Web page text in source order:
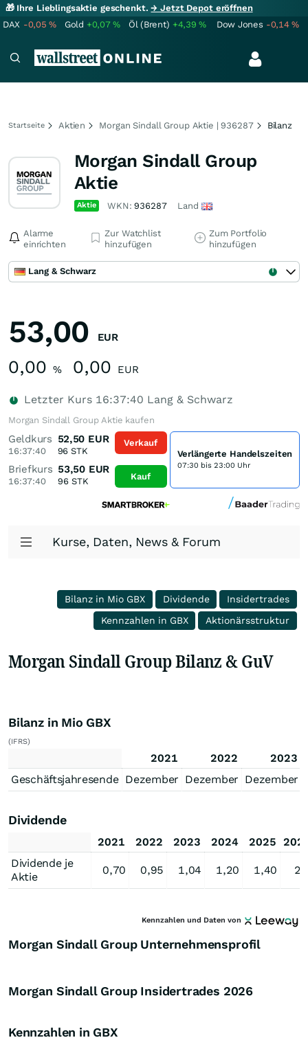
🎁 Ihre Lieblingsaktie geschenkt.→ Jetzt Depot eröffnen
DAX -0,05% Gold +0,07% Öl (Brent) +4,39% Dow Jones -0,14%
Startseite Aktien Morgan Sindall Group Aktie | 936287 Bilanz
Morgan Sindall Group
Aktie
Aktie WKN:936287 Land
Alarme
einrichten
Zur Watchlist
hinzufügen
Zum Portfolio
hinzufügen
Lang & Schwarz
53,00 EUR
0,00 % 0,00 EUR
Letzter Kurs 16:37:40 Lang & Schwarz
Morgan Sindall Group Aktie kaufen
Geldkurs
16:37:40
52,50 EUR
96 STK
Briefkurs
16:37:40
53,50 EUR
96 STK
Verkauf
Kauf
Verlängerte Handelszeiten
07:30 bis 23:00 Uhr
Kurse, Daten, News & Forum
Bilanz in Mio GBX Dividende
Insidertrades
Kennzahlen in GBX
Aktionärsstruktur
Morgan Sindall Group Bilanz & GuV
Bilanz in Mio GBX
(IFRS)
2021 2022
2023
Geschäftsjahresende Dezember Dezember Dezember
Dividende
2021 2022 2023 2024 2025
Dividende je
Aktie
0,70 0,95 1,04 1,20 1,40
Kennzahlen und Daten von
Morgan Sindall Group Unternehmensprofil
Morgan Sindall Group Insidertrades 2026
Kennzahlen in GBX